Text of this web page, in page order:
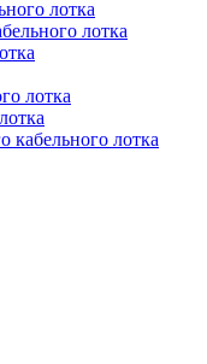
лотка
лотка
лотка
кабельного лотка